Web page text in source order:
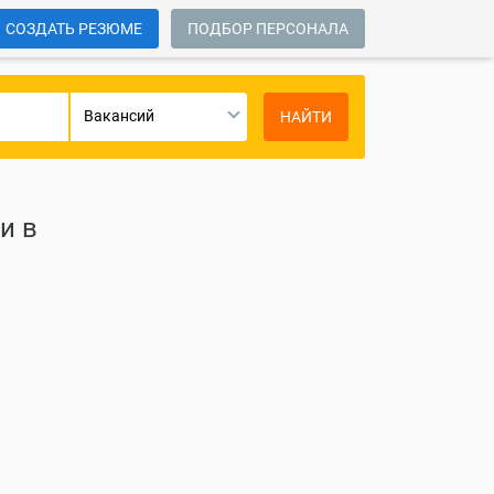
СОЗДАТЬ РЕЗЮМЕ ПОДБОР ПЕРСОНАЛА
Вакансий НАЙТИ
в